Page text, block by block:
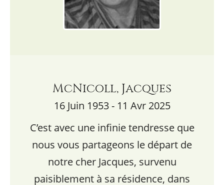
McNicoll, Jacques
16 Juin 1953 - 11 Avr 2025
C’est avec une infinie tendresse que
nous vous partageons le départ de
notre cher Jacques, survenu
paisiblement à sa résidence, dans